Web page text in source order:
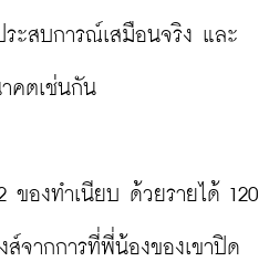
ะสบการณ์เสมือนจริง และ
คตเช่นกัน
ของทำเนียบ ด้วยรายได้ 120
จากการที่พี่น้องของเขาปิด